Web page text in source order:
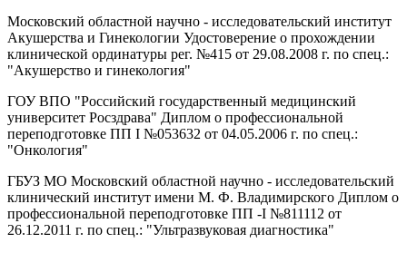
Московский областной научно - исследовательский институт
Акушерства и Гинекологии Удостоверение о прохождении
клинической ординатуры рег. №415 от 29.08.2008 г. по спец.:
"Акушерство и гинекология"
ГОУ ВПО "Российский государственный медицинский
университет Росздрава" Диплом о профессиональной
переподготовке ПП I №053632 от 04.05.2006 г. по спец.:
"Онкология"
ГБУЗ МО Московский областной научно - исследовательский
клинический институт имени М. Ф. Владимирского Диплом о
профессиональной переподготовке ПП -I №811112 от
26.12.2011 г. по спец.: "Ультразвуковая диагностика"